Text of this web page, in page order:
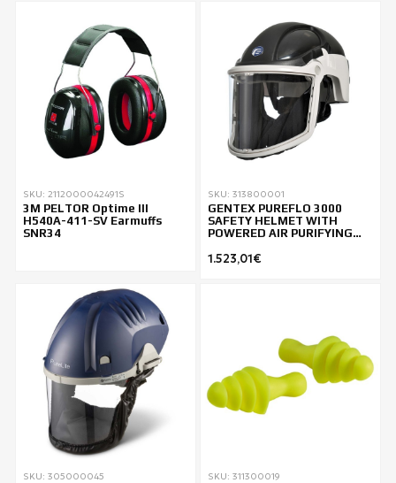
SKU: 2112000042491S
3M PELTOR Optime III
H540A-411-SV Earmuffs
SNR34
SKU: 313800001
GENTEX PUREFLO 3000
SAFETY HELMET WITH
POWERED AIR PURIFYING
1.523,01€
SKU: 305000045 SKU: 311300019